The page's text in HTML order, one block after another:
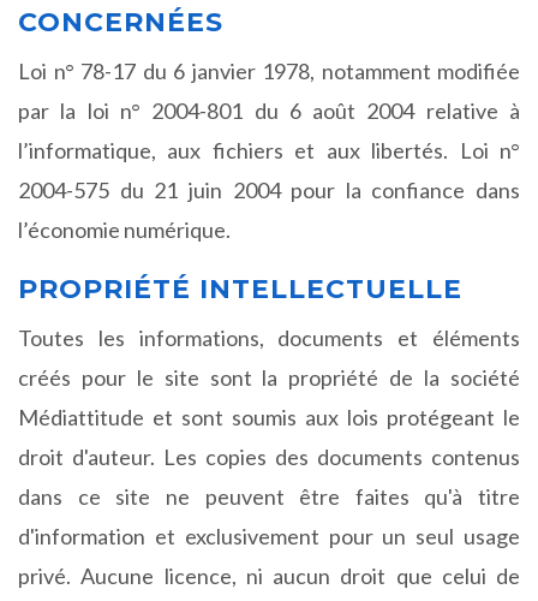
CONCERNÉES
Loi n° 78-17 du 6 janvier 1978, notamment modifiée
par la loi n° 2004-801 du 6 août 2004 relative à
l’informatique, aux fichiers et aux libertés. Loi n°
2004-575 du 21 juin 2004 pour la confiance dans
l’économie numérique.
PROPRIÉTÉ INTELLECTUELLE
Toutes les informations, documents et éléments
créés pour le site sont la propriété de la société
Médiattitude et sont soumis aux lois protégeant le
droit d'auteur. Les copies des documents contenus
dans ce site ne peuvent être faites qu'à titre
d'information et exclusivement pour un seul usage
privé. Aucune licence, ni aucun droit que celui de